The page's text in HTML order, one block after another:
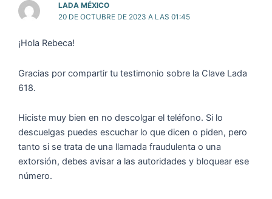
LADA MÉXICO
20 DE OCTUBRE DE 2023 A LAS 01:45
¡Hola Rebeca!
Gracias por compartir tu testimonio sobre la Clave Lada
618.
Hiciste muy bien en no descolgar el teléfono. Si lo
descuelgas puedes escuchar lo que dicen o piden, pero
tanto si se trata de una llamada fraudulenta o una
extorsión, debes avisar a las autoridades y bloquear ese
número.